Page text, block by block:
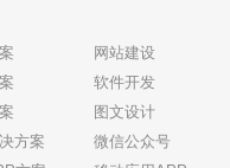
方案
网站建设
软件开发
图文设计
微信公众号